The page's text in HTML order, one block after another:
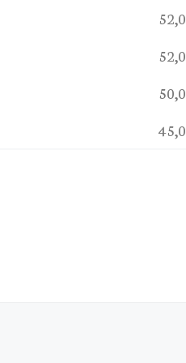
52,0
52,0
50,0
45,0